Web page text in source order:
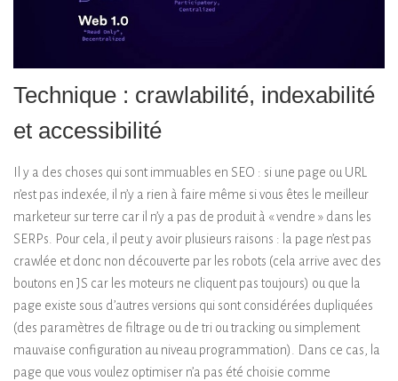
Technique : crawlabilité, indexabilité
et accessibilité
Il y a des choses qui sont immuables en SEO : si une page ou URL
n’est pas indexée, il n’y a rien à faire même si vous êtes le meilleur
marketeur sur terre car il n’y a pas de produit à « vendre » dans les
SERPs. Pour cela, il peut y avoir plusieurs raisons : la page n’est pas
crawlée et donc non découverte par les robots (cela arrive avec des
boutons en JS car les moteurs ne cliquent pas toujours) ou que la
page existe sous d’autres versions qui sont considérées dupliquées
(des paramètres de filtrage ou de tri ou tracking ou simplement
mauvaise configuration au niveau programmation). Dans ce cas, la
page que vous voulez optimiser n’a pas été choisie comme